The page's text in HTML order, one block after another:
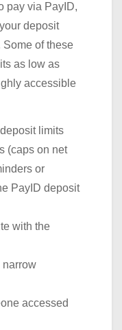
pay via PayID,
deposit
Some of these
as low as
accessible
limits
(caps on net
or
PayID deposit
with the
narrow
accessed